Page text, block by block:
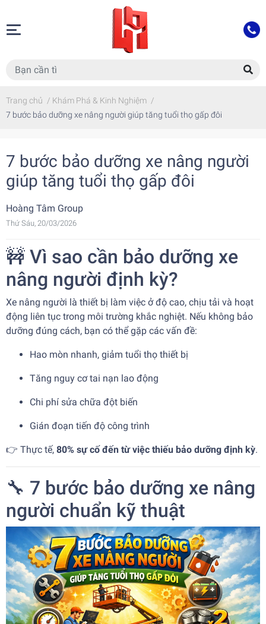
Trang chủ / Khám Phá & Kinh Nghiệm /
7 bước bảo dưỡng xe nâng người giúp tăng tuổi thọ gấp đôi
7 bước bảo dưỡng xe nâng người
giúp tăng tuổi thọ gấp đôi
Hoàng Tâm Group
Thứ Sáu, 20/03/2026
🚧 Vì sao cần bảo dưỡng xe
nâng người định kỳ?
Xe nâng người là thiết bị làm việc ở độ cao, chịu tải và hoạt
động liên tục trong môi trường khắc nghiệt. Nếu không bảo
dưỡng đúng cách, bạn có thể gặp các vấn đề:
Hao mòn nhanh, giảm tuổi thọ thiết bị
Tăng nguy cơ tai nạn lao động
Chi phí sửa chữa đột biến
Gián đoạn tiến độ công trình
👉 Thực tế, 80% sự cố đến từ việc thiếu bảo dưỡng định kỳ.
🔧 7 bước bảo dưỡng xe nâng
người chuẩn kỹ thuật